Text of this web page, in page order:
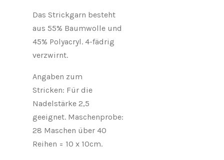
Das Strickgarn besteht
aus 55% Baumwolle und
45% Polyacryl. 4-fädrig
verzwirnt.
Angaben zum
Stricken: Für die
Nadelstärke 2,5
geeignet. Maschenprobe:
28 Maschen über 40
Reihen = 10 x 10cm.